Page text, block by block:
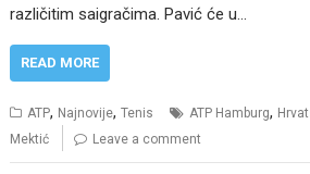
različitim saigračima. Pavić će u…
READ MORE
ATP, Najnovije,Tenis ATP Hamburg,
Mektić
Leave a comment